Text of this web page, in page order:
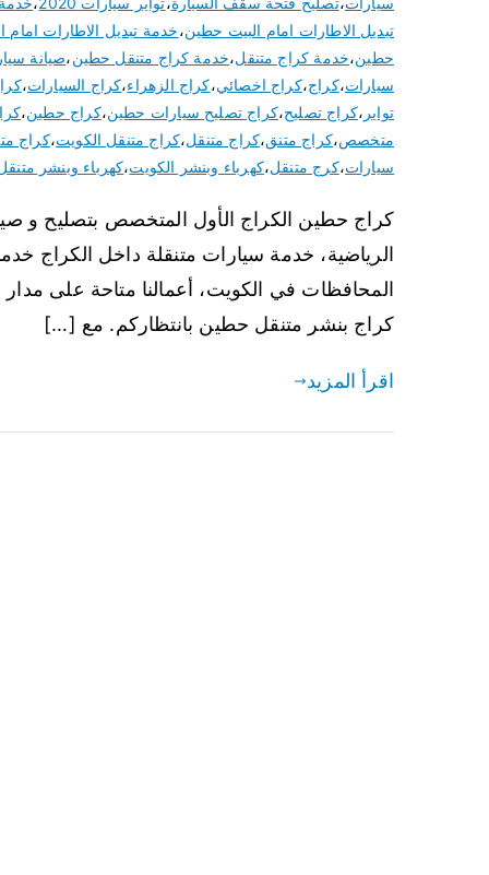
تبديل الاطارات امام البيت حطين،خدمة تبديل الاطارات امام
حطين،خدمة كراج متنقل،خدمة كراج متنقل حطين،صيانة
سيارات،كراج،كراج اخصائي،كراج الزهراء،كراج السيارات،
تواير ،كراج تصليح،كراج تصليح سيارات حطين،كراج حطين،
متخصص،كراج متنق،كراج متنقل،كراج متنقل الكويت،كراج
سيارات،كرج متنقل،كهرباء وبنشر الكويت،كهرباء وبنشر
كراج حطين الكراج الأول المتخصص بتصليح و
الرياضية، خدمة سيارات متنقلة داخل الكراج
كراج بنشر متنقل حطين بانتظاركم. مع […]
اقرأ المزيد